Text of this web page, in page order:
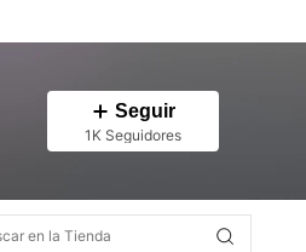
Seguir
1K Seguidores